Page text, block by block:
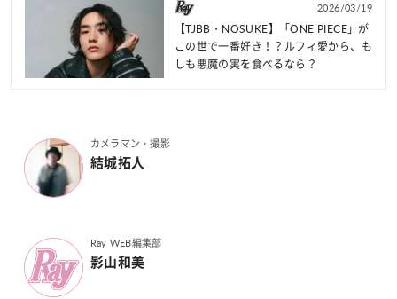
2026/03/19
【TJBB・NOSUKE】「ONE PIECE」が
この世で一番好き！？ルフィ愛から、も
しも悪魔の実を食べるなら？
カメラマン・撮影
結城拓人
Ray WEB編集部
影山和美